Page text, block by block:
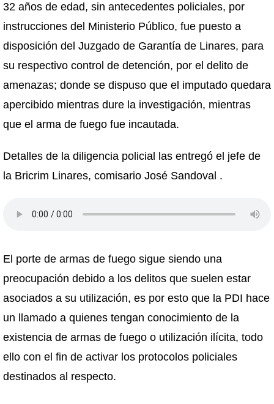
32 años de edad, sin antecedentes policiales, por
instrucciones del Ministerio Público, fue puesto a
disposición del Juzgado de Garantía de Linares, para
su respectivo control de detención, por el delito de
amenazas; donde se dispuso que el imputado quedara
apercibido mientras dure la investigación, mientras
que el arma de fuego fue incautada.
Detalles de la diligencia policial las entregó el jefe de
la Bricrim Linares, comisario José Sandoval .
El porte de armas de fuego sigue siendo una
preocupación debido a los delitos que suelen estar
asociados a su utilización, es por esto que la PDI hace
un llamado a quienes tengan conocimiento de la
existencia de armas de fuego o utilización ilícita, todo
ello con el fin de activar los protocolos policiales
destinados al respecto.